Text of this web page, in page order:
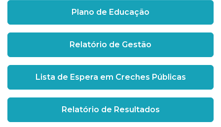
Plano de Educação
Relatório de Gestão
Lista de Espera em Creches Públicas
Relatório de Resultados